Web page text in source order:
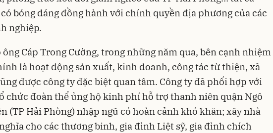
bóng dáng đồng hành với chính quyền địa phương của các
nghiệp.
ông Cáp Trong Cường, trong những năm qua, bên cạnh nhiệm
là hoạt động sản xuất, kinh doanh, công tác từ thiện, xã
được công ty đặc biệt quan tâm. Công ty đã phối hợp với
chức đoàn thể ủng hộ kinh phí hỗ trợ thanh niên quận Ngô
(TP Hải Phòng) nhập ngũ có hoàn cảnh khó khăn; xây nhà
cho các thương binh, gia đình Liệt sỹ, gia đình chích